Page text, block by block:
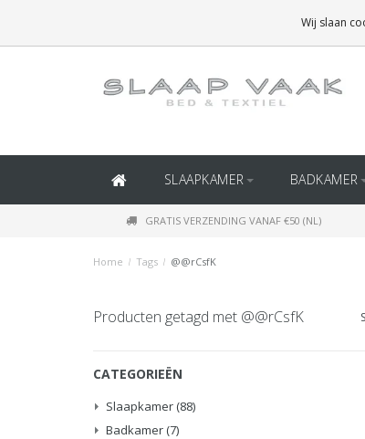
(BINNEN BELGIË)
SLAAPKAMER BADKAMER
GRATIS VERZENDING VANAF €50 (NL)
Home / Tags / @@rCsfK
Producten getagd met @@rCsfK
CATEGORIEËN
Slaapkamer (88)
Badkamer (7)
Wij slaan